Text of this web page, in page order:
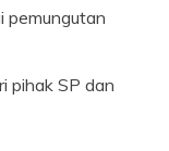
pemungutan
pihak SP dan